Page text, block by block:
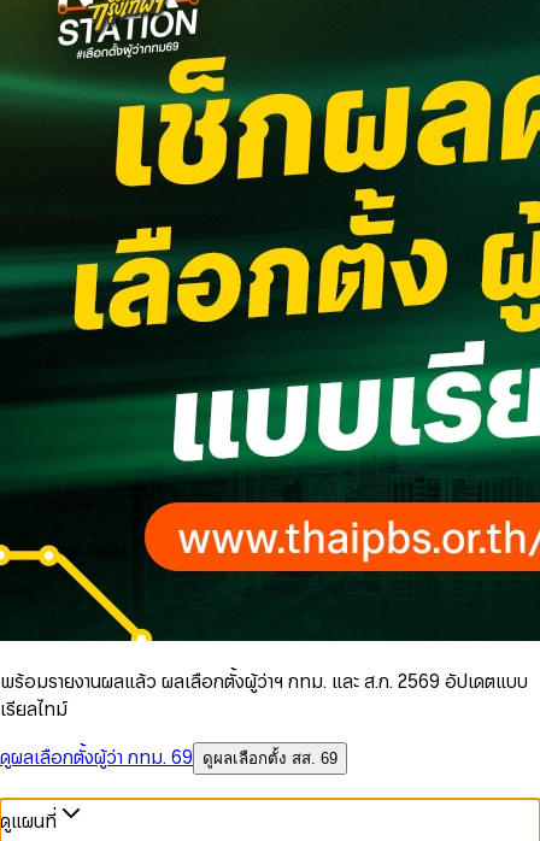
พร้อมรายงานผลแล้ว ผลเลือกตั้งผู้ว่าฯ กทม. และ ส.ก. 2569 อัปเดตแบบ
เรียลไทม์
ดูผลเลือกตั้งผู้ว่า กทม. 69
ดูผลเลือกตั้ง สส. 69
ดูแผนที่